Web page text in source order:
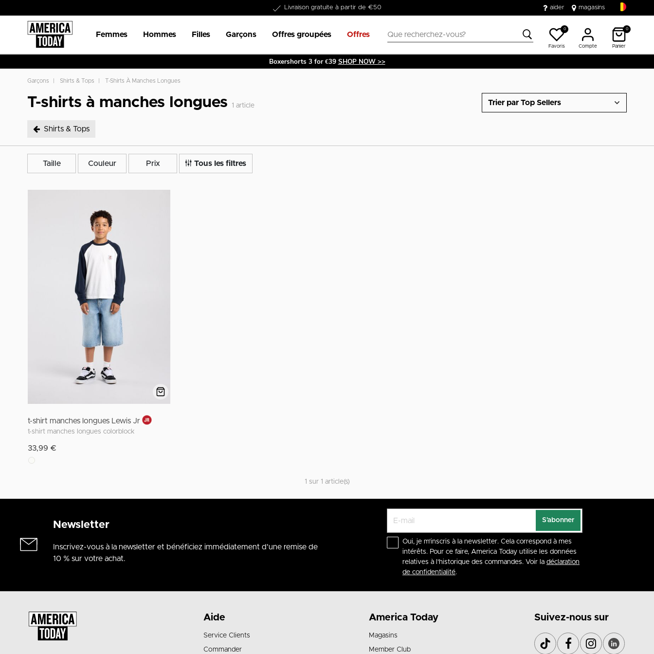
Livraison gratuite à partir de €50 aider magasins
Femmes Hommes Filles Garçons Offres groupées Offres
0
Favoris Compte
0
Panier
Boxershorts 3 for €39 SHOP NOW >>
Garçons Shirts & Tops T-Shirts À Manches Longues
T-shirts à manches longues 1 article
Shirts & Tops
sélectionné Shirts & Tops
Taille Couleur Prix Tous les filtres
t-shirt manches longues Lewis Jr
t-shirt manches longues colorblock
33,99 €
1 sur 1 article(s)
Newsletter
Inscrivez-vous à la newsletter et bénéficiez immédiatement d'une remise de
10 % sur votre achat.
S'abonner
Oui, je m'inscris à la newsletter. Cela correspond à mes
intérêts. Pour ce faire, America Today utilise les données
relatives à l'historique des commandes. Voir la déclaration
de confidentialité.
Aide
Service Clients
Commander
America Today
Magasins
Member Club
Suivez-nous sur